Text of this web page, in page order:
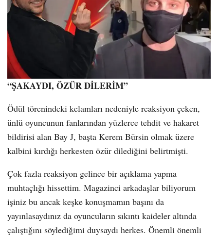
“ŞAKAYDI, ÖZÜR DİLERİM”
Ödül törenindeki kelamları nedeniyle reaksiyon çeken,
ünlü oyuncunun fanlarından yüzlerce tehdit ve hakaret
bildirisi alan Bay J, başta Kerem Bürsin olmak üzere
kalbini kırdığı herkesten özür dilediğini belirtmişti.
Çok fazla reaksiyon gelince bir açıklama yapma
muhtaçlığı hissettim. Magazinci arkadaşlar biliyorum
işiniz bu ancak keşke konuşmamın başını da
yayınlasaydınız da oyuncuların sıkıntı kaideler altında
çalıştığını söylediğimi duysaydı herkes. Önemli önemli